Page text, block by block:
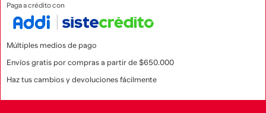
Paga a crédito con
Múltiples medios de pago
Envíos gratis por compras a partir de $650.000
Haz tus cambios y devoluciones fácilmente